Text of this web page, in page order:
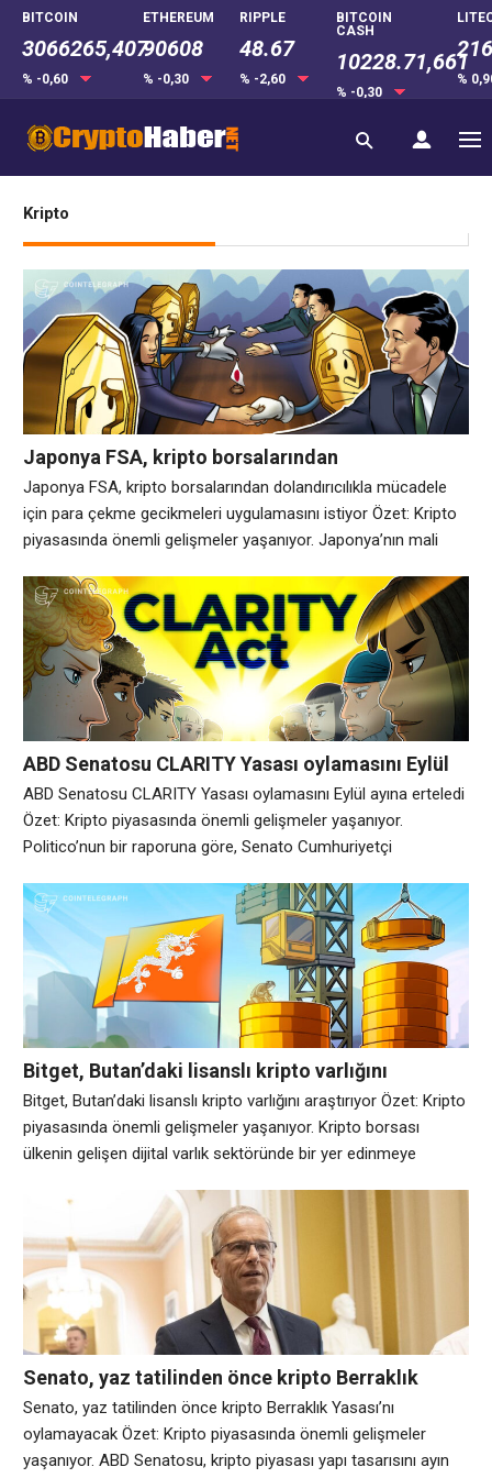
BITCOIN
3066265,407
% -0,60
ETHEREUM
90608
% -0,30
RIPPLE
48.67
% -2,60
BITCOIN
CASH
10228.71,661
% -0,30
%
Kripto
Japonya FSA, kripto borsalarından
dolandırıcılıkla mücadele için para çekme
gecikmeleri uygulamasını istiyor
Japonya FSA, kripto borsalarından dolandırıcılıkla mücadele
için para çekme gecikmeleri uygulamasını istiyor Özet: Kripto
piyasasında önemli gelişmeler yaşanıyor. Japonya’nın mali
karmaşık hale gelen dolandırıcılıklara yanıt vermesi nedeniyle
kripto borsalarından para çekme gecikmeleri ve diğer
önlemleri uygulamasını istedi. Perşembe günü, Finansal
Hizmetler Ajansı (FSA), kripto borsası kullanıcıları arasında
artan
ABD Senatosu CLARITY Yasası oylamasını Eylül
ayına erteledi
ABD Senatosu CLARITY Yasası oylamasını Eylül ayına erteledi
Özet: Kripto piyasasında önemli gelişmeler yaşanıyor.
Politico’nun bir raporuna göre, Senato Cumhuriyetçi
yapmadan Ağustos tatiline gitmeleri ve tasarının
değerlendirilmesini en az Eylül ayına kadar ertelemeleri
bekleniyor. Senato Çoğunluk Lideri John Thune, Demokratların
muhalefetini öne sürerek ve senatörler gelecek ay geri
Bitget, Butan’daki lisanslı kripto varlığını
araştırıyor
Bitget, Butan’daki lisanslı kripto varlığını araştırıyor Özet: Kripto
piyasasında önemli gelişmeler yaşanıyor. Kripto borsası
ülkenin gelişen dijital varlık sektöründe bir yer edinmeye
ile lisanslı bir yerel operasyon kurmayı araştırmak için bir
anlaşma imzaladı. Anlaşma, Bitget’in yasal bir varlık
oluşturmasının ve finans, teknoloji ve sağlıklı yaşam
alanlarında yüksek değerli
Senato, yaz tatilinden önce kripto Berraklık
Yasası’nı oylamayacak
Senato, yaz tatilinden önce kripto Berraklık Yasası’nı
oylamayacak Özet: Kripto piyasasında önemli gelişmeler
yaşanıyor. ABD Senatosu, kripto piyasası yapı tasarısını ayın